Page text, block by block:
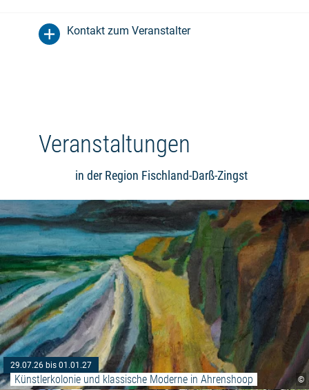
Kontakt zum Veranstalter
Veranstaltungen
in der Region Fischland-Darß-Zingst
©
29.07.26 bis 01.01.27
Künstlerkolonie und klassische Moderne in Ahrenshoop